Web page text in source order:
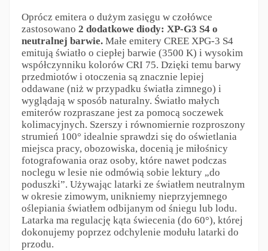
Oprócz emitera o dużym zasięgu w czołówce
zastosowano 2 dodatkowe diody: XP-G3 S4 o
neutralnej barwie.Małe emitery CREE XPG-3 S4
emitują światło o ciepłej barwie (3500 K) i wysokim
współczynniku kolorów CRI 75. Dzięki temu barwy
przedmiotów i otoczenia są znacznie lepiej
oddawane (niż w przypadku światła zimnego) i
wyglądają w sposób naturalny. Światło małych
emiterów rozpraszane jest za pomocą soczewek
kolimacyjnych. Szerszy i równomiernie rozproszony
strumień 100° idealnie sprawdzi się do oświetlania
miejsca pracy, obozowiska, docenią je miłośnicy
fotografowania oraz osoby, które nawet podczas
noclegu w lesie nie odmówią sobie lektury „do
poduszki”. Używając latarki ze światłem neutralnym
w okresie zimowym, unikniemy nieprzyjemnego
oślepiania światłem odbijanym od śniegu lub lodu.
Latarka ma regulację kąta świecenia (do 60°), której
dokonujemy poprzez odchylenie modułu latarki do
przodu.